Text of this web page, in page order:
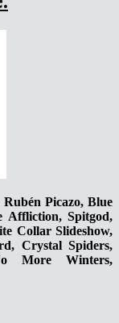
Rubén Picazo, Blue
Affliction, Spitgod,
Collar Slideshow,
Crystal Spiders,
More Winters,